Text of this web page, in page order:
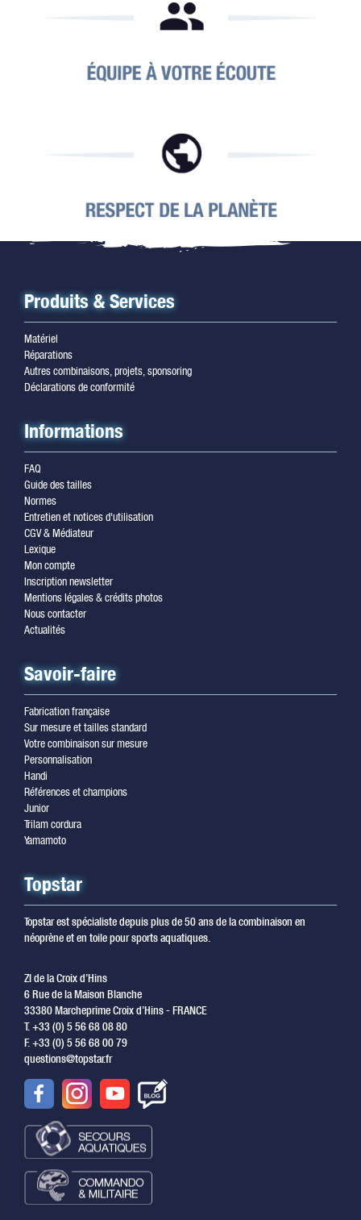
Produits & Services
Matériel
Réparations
Autres combinaisons, projets, sponsoring
Déclarations de conformité
Informations
FAQ
Guide des tailles
Normes
Entretien et notices d'utilisation
CGV & Médiateur
Lexique
Mon compte
Inscription newsletter
Mentions légales & crédits photos
Nous contacter
Actualités
Savoir-faire
Fabrication française
Sur mesure et tailles standard
Votre combinaison sur mesure
Personnalisation
Handi
Références et champions
Junior
Trilam cordura
Yamamoto
Topstar
Topstar est spécialiste depuis plus de 50 ans de la combinaison en
néoprène et en toile pour sports aquatiques.
ZI de la Croix d’Hins
6 Rue de la Maison Blanche
33380 Marcheprime Croix d’Hins - FRANCE
T. +33 (0) 5 56 68 08 80
F. +33 (0) 5 56 68 00 79
questions@topstar.fr